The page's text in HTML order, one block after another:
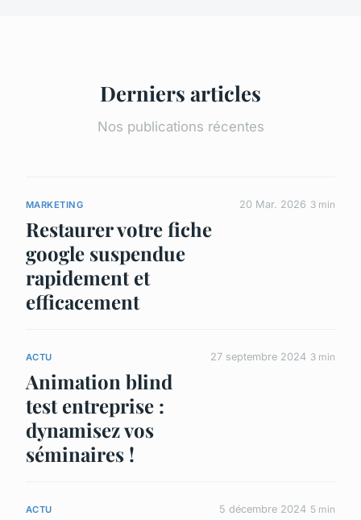
Derniers articles
Nos publications récentes
MARKETING
Restaurer votre fiche
google suspendue
rapidement et
efficacement
20 Mar. 2026 3 min
ACTU
Animation blind
test entreprise :
dynamisez vos
séminaires !
27 septembre 2024 3 min
ACTU 5 décembre 2024 5 min